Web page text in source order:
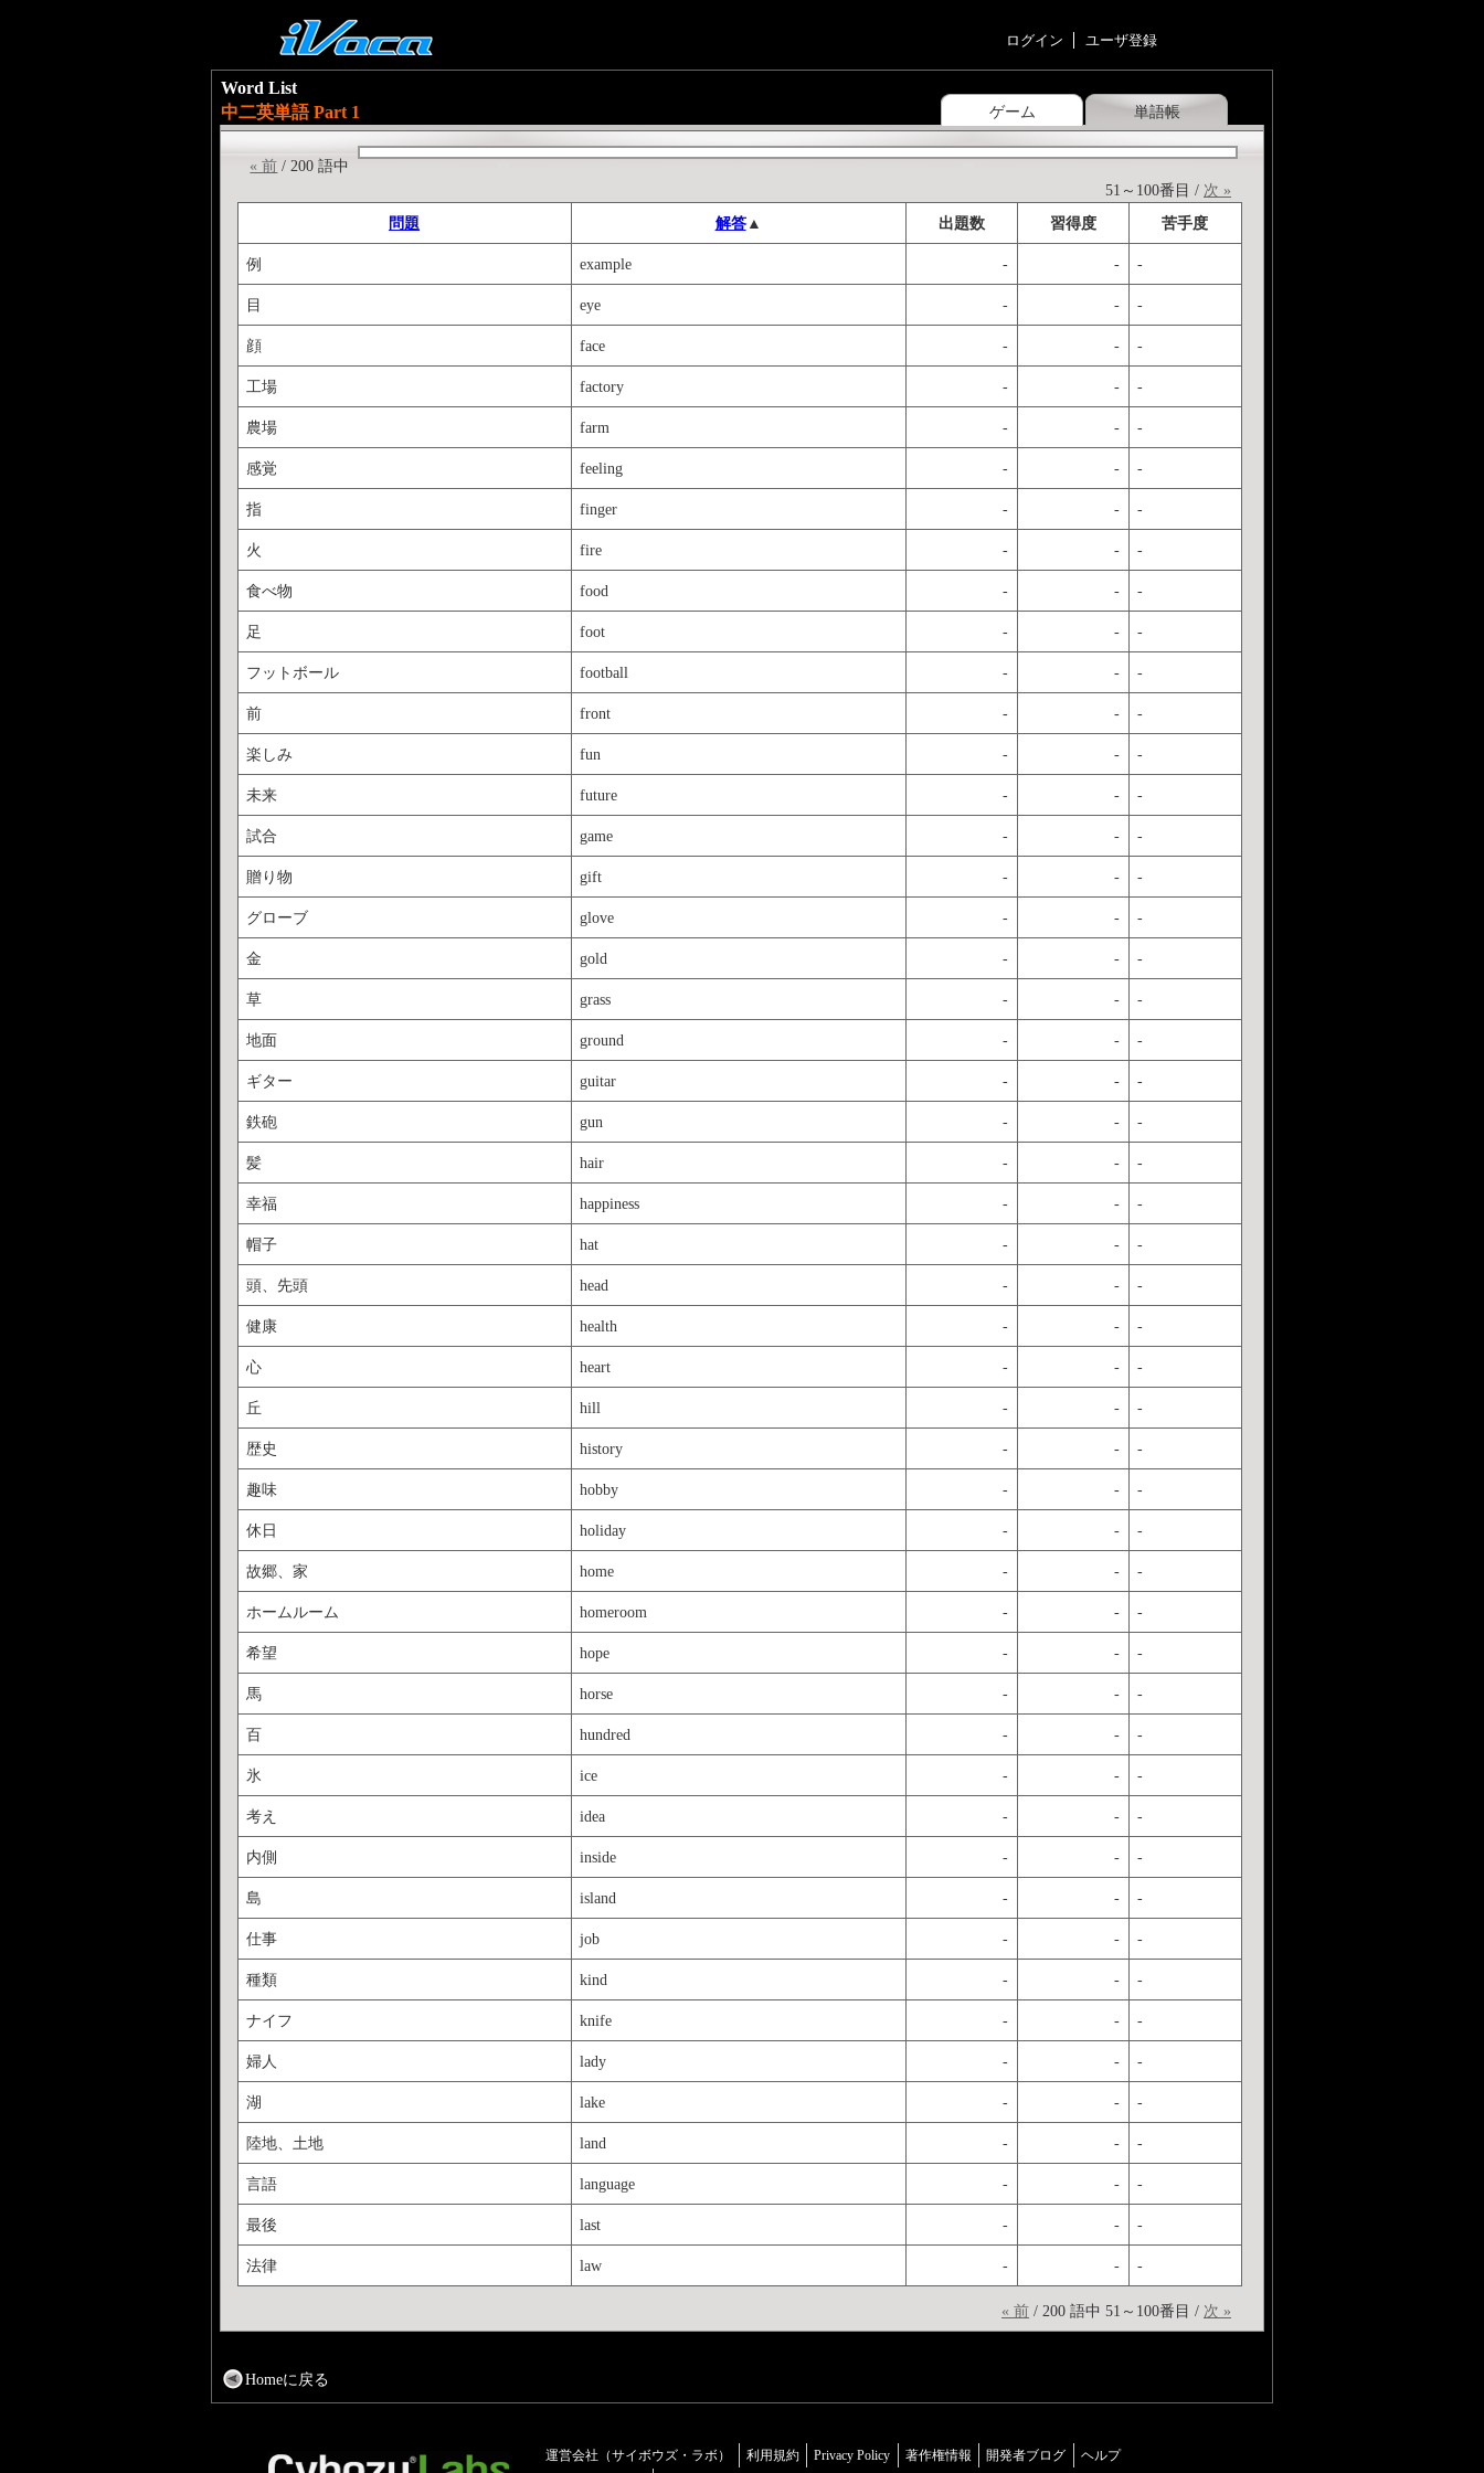
ログイン ユーザ登録
ゲーム 単語帳
Word List
中二英単語 Part 1
« 前 / 200 語中
51～100番目 / 次 »
問題
解答▲ 出題数 習得度 苦手度
例 example - - -
目 eye - - -
顔 face - - -
工場 factory - - -
農場 farm - - -
感覚 feeling - - -
指 finger - - -
火 fire - - -
食べ物 food - - -
足 foot - - -
フットボール football - - -
前 front - - -
楽しみ fun - - -
未来 future - - -
試合 game - - -
贈り物 gift - - -
グローブ glove - - -
金 gold - - -
草 grass - - -
地面 ground - - -
ギター guitar - - -
鉄砲 gun - - -
髪 hair - - -
幸福 happiness - - -
帽子 hat - - -
頭、先頭 head - - -
健康 health - - -
心 heart - - -
丘 hill - - -
歴史 history - - -
趣味 hobby - - -
休日 holiday - - -
故郷、家 home - - -
ホームルーム homeroom - - -
希望 hope - - -
馬 horse - - -
百 hundred - - -
氷 ice - - -
考え idea - - -
内側 inside - - -
島 island - - -
仕事 job - - -
種類 kind - - -
ナイフ knife - - -
婦人 lady - - -
湖 lake - - -
陸地、土地 land - - -
言語 language - - -
最後 last - - -
法律 law - - -
« 前 / 200 語中 51～100番目 / 次 »
Homeに戻る
運営会社（サイボウズ・ラボ） 利用規約 Privacy Policy 著作権情報 開発者ブログ ヘルプ